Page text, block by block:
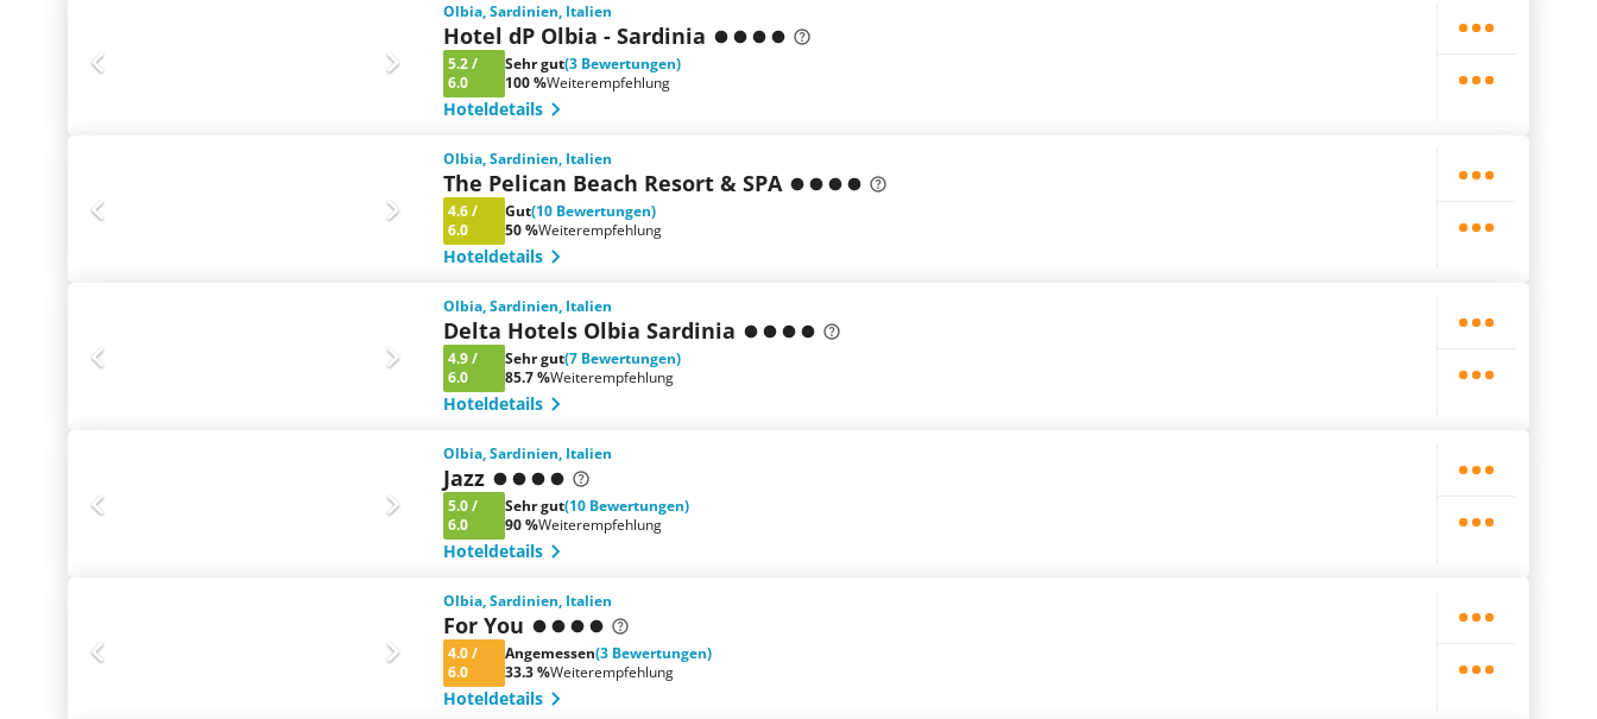
Olbia, Sardinien, Italien
Hotel dP Olbia - Sardinia
5.2/
6.0
Sehr gut(3 Bewertungen)
100 %Weiterempfehlung
Hoteldetails
Olbia, Sardinien, Italien
The Pelican Beach Resort & SPA
4.6/
6.0
Gut(10 Bewertungen)
50 %Weiterempfehlung
Hoteldetails
Olbia, Sardinien, Italien
Delta Hotels Olbia Sardinia
4.9/
6.0
Sehr gut(7 Bewertungen)
85.7 %Weiterempfehlung
Hoteldetails
Olbia, Sardinien, Italien
Jazz
5.0/
6.0
Sehr gut(10 Bewertungen)
90 %Weiterempfehlung
Hoteldetails
Olbia, Sardinien, Italien
For You
4.0/
6.0
Angemessen(3 Bewertungen)
33.3 %Weiterempfehlung
Hoteldetails